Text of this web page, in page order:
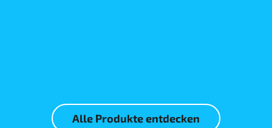
Alle Produkte entdecken